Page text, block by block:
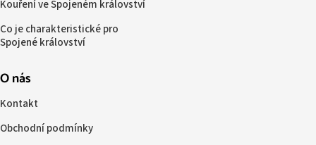
Kouření ve Spojeném království
Co je charakteristické pro
Spojené království
O nás
Kontakt
Obchodní podmínky